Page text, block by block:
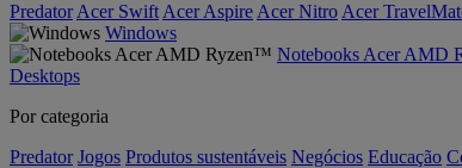
Predator Acer Swift Acer Aspire Acer Nitro Acer
Windows
Notebooks Acer AMD
Desktops
Por categoria
Predator Jogos Produtos sustentáveis Negócios Educação